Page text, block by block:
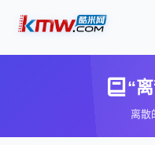
“
离散